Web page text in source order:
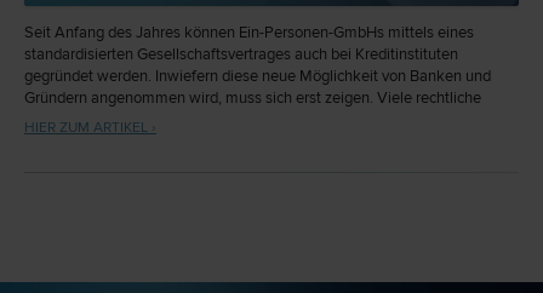
Seit Anfang des Jahres können Ein-Personen-GmbHs mittels eines
standardisierten Gesellschaftsvertrages auch bei Kreditinstituten
gegründet werden. Inwiefern diese neue Möglichkeit von Banken und
Gründern angenommen wird, muss sich erst zeigen. Viele rechtliche
Fragestellungen, die bei Gründungen auftauchen, können durch
HIER ZUM ARTIKEL ›